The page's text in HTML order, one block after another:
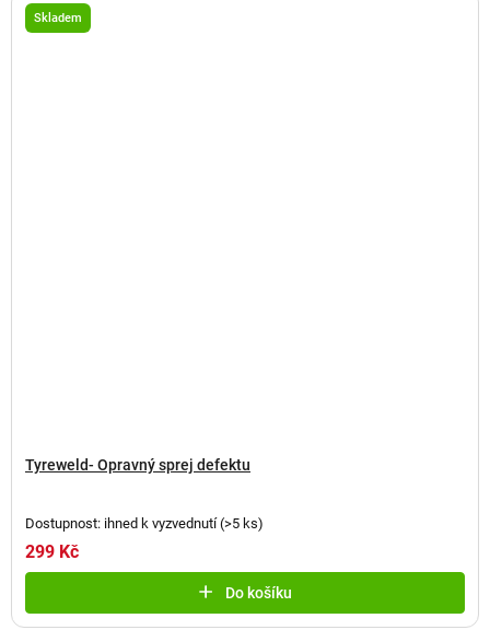
Skladem
Tyreweld- Opravný sprej defektu
Dostupnost: ihned k vyzvednutí(>5 ks)
299 Kč
Do košíku